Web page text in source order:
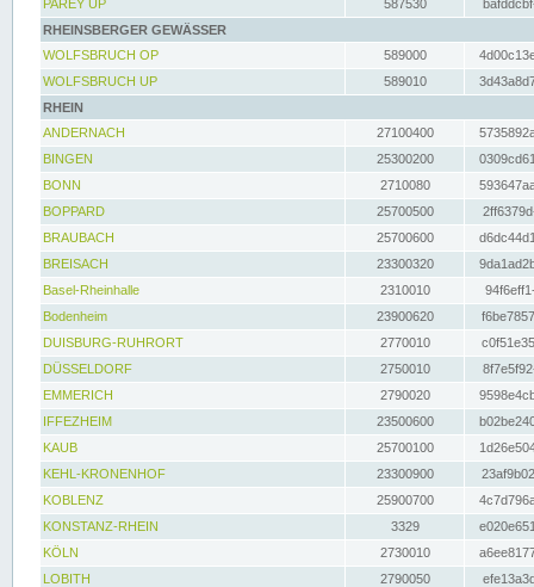
PAREY UP
587530
RHEINSBERGER GEWÄSSER
WOLFSBRUCH OP
589000
WOLFSBRUCH UP
589010
RHEIN
ANDERNACH
27100400
BINGEN
25300200
BONN
2710080
BOPPARD
25700500
BRAUBACH
25700600
BREISACH
23300320
Basel-Rheinhalle
2310010
Bodenheim
23900620
DUISBURG-RUHRORT
2770010
DÜSSELDORF
2750010
EMMERICH
2790020
IFFEZHEIM
23500600
KAUB
25700100
KEHL-KRONENHOF
23300900
KOBLENZ
25900700
KONSTANZ-RHEIN
3329
KÖLN
2730010
LOBITH
2790050